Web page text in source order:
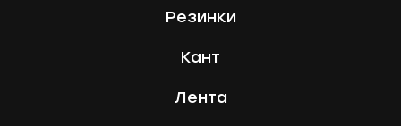
Резинки
Кант
Лента